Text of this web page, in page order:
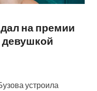
на премии
устроила